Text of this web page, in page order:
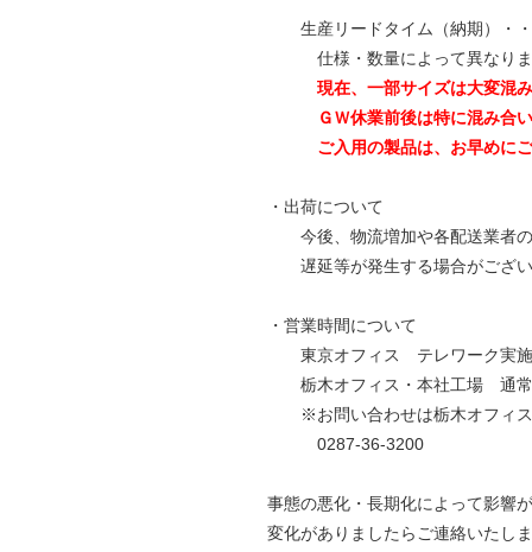
生産リードタイム（納期）・・
仕様・数量によって異なりま
現在、一部サイズは大変混
ＧＷ休業前後は特に混み合い
ご入用の製品は、お早めにご
・出荷について
今後、物流増加や各配送業者の
遅延等が発生する場合がござ
・営業時間について
東京オフィス テレワーク実施
栃木オフィス・本社工場 通
※お問い合わせは栃木オフィス
0287-36-3200
事態の悪化・長期化によって影響
変化がありましたらご連絡いたし